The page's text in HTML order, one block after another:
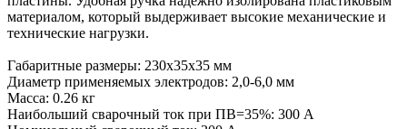
материалом, который выдерживает высокие механические и
технические нагрузки.
Габаритные размеры: 230x35x35 мм
Диаметр применяемых электродов: 2,0-6,0 мм
Масса: 0.26 кг
Наибольший сварочный ток при ПВ=35%: 300 А